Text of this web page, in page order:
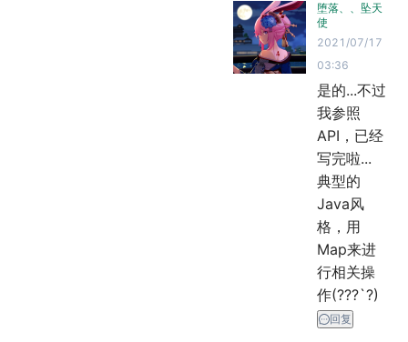
堕落、、坠天
使
2021/07/17
03:36
是的...不过
我参照
API，已经
写完啦...
典型的
Java风
格，用
Map来进
行相关操
作(???`?)
回复